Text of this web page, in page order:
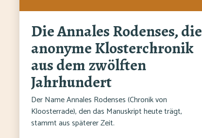
Die Annales Rodenses, die
anonyme Klosterchronik
aus dem zwölften
Jahrhundert
Der Name Annales Rodenses (Chronik von
Kloosterrade), den das Manuskript heute trägt,
stammt aus späterer Zeit.